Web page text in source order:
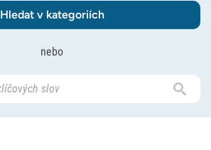
Hledat v kategoriích
nebo